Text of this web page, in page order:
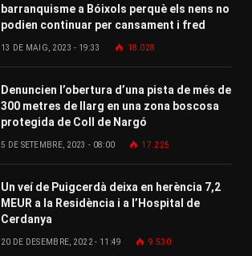
barranquisme a Bóixols perquè els nens no
podien continuar per cansament i fred
13 DE MAIG, 2023 - 19:33 18.028
Denuncien l’obertura d’una pista de més de
300 metres de llarg en una zona boscosa
protegida de Coll de Nargó
5 DE SETEMBRE, 2023 - 08:00 17.225
Un veí de Puigcerdà deixa en herència 7,2
MEUR a la Residència i a l’Hospital de
Cerdanya
20 DE DESEMBRE, 2022 - 11:49 9.530